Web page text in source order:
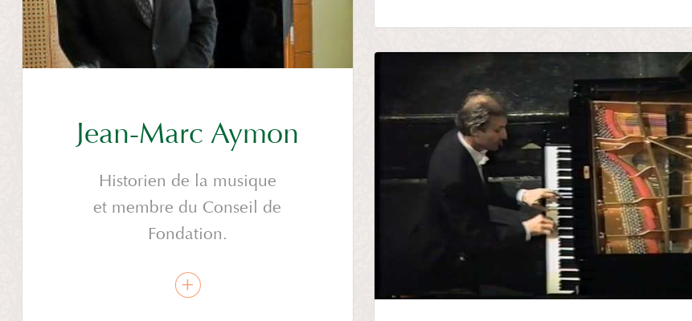
Jean-Marc Aymon
Historien de la musique
et membre du Conseil de
Fondation.